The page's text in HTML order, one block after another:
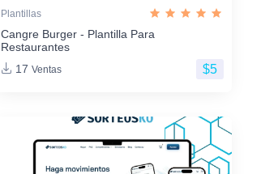
Plantillas
Cangre Burger - Plantilla Para
Restaurantes
17 Ventas $5